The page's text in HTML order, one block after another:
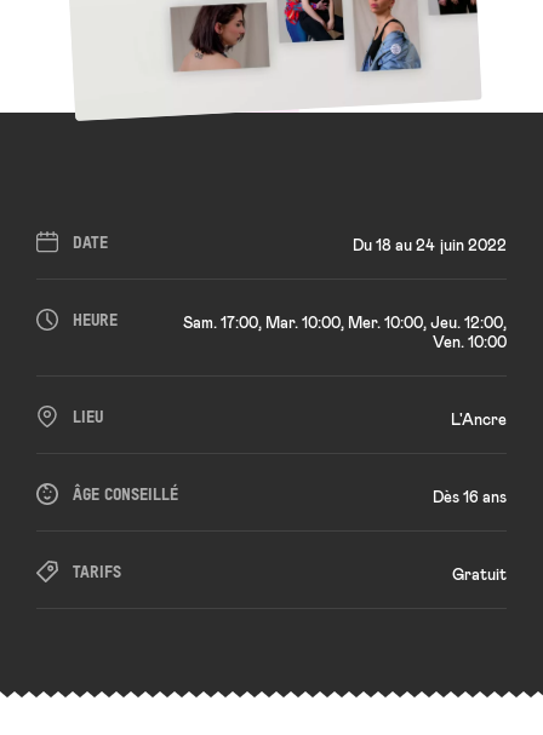
DATE Du 18 au 24 juin 2022
HEURE
Sam. 17:00, Mar. 10:00, Mer. 10:00, Jeu. 12:00,
Ven. 10:00
LIEU L'Ancre
ÂGE CONSEILLÉ Dès 16 ans
TARIFS Gratuit